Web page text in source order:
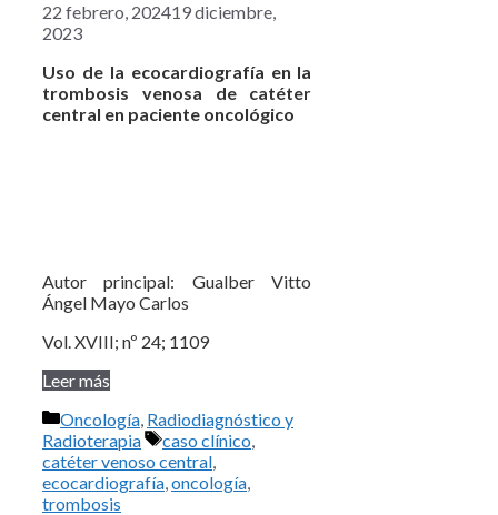
22 febrero, 202419 diciembre,
2023
Uso de la ecocardiografía en la
trombosis venosa de catéter
central en paciente oncológico
Autor principal: Gualber Vitto
Ángel Mayo Carlos
Vol. XVIII; nº 24; 1109
Leer más
Categorías
Oncología, Radiodiagnóstico y
Radioterapia
Etiquetas
caso clínico,
catéter venoso central,
ecocardiografía,oncología,
trombosis